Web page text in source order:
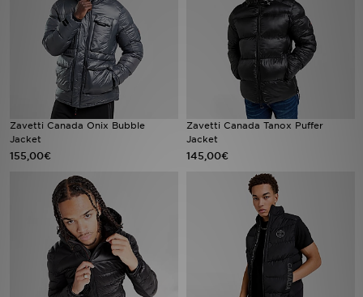
Zavetti Canada Onix Bubble
Jacket
155,00€
Zavetti Canada Tanox Puffer
Jacket
145,00€
ESTILO
DESPORTO
FUTEBOL JD
VER MARCAS
LOCALIZADOR DE LOJAS
MENSAGENS